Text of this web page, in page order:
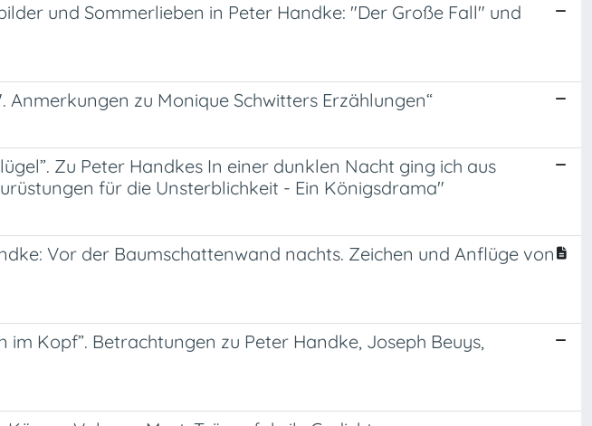
und Sommerlieben in Peter Handke: "Der Große Fall" und
Anmerkungen zu Monique Schwitters Erzählungen“
Zu Peter Handkes In einer dunklen Nacht ging ich aus
für die Unsterblichkeit - Ein Königsdrama"
Vor der Baumschattenwand nachts. Zeichen und Anflüge von
Kopf”. Betrachtungen zu Peter Handke, Joseph Beuys,